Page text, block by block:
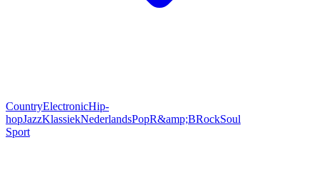
CountryElectronicHip-
hopJazzKlassiekNederlandsPopR&amp;BRockSoul
Sport